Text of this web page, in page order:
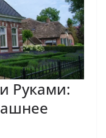
Руками: